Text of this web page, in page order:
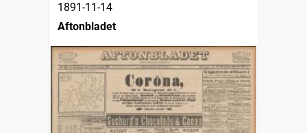
1891-11-14
Aftonbladet